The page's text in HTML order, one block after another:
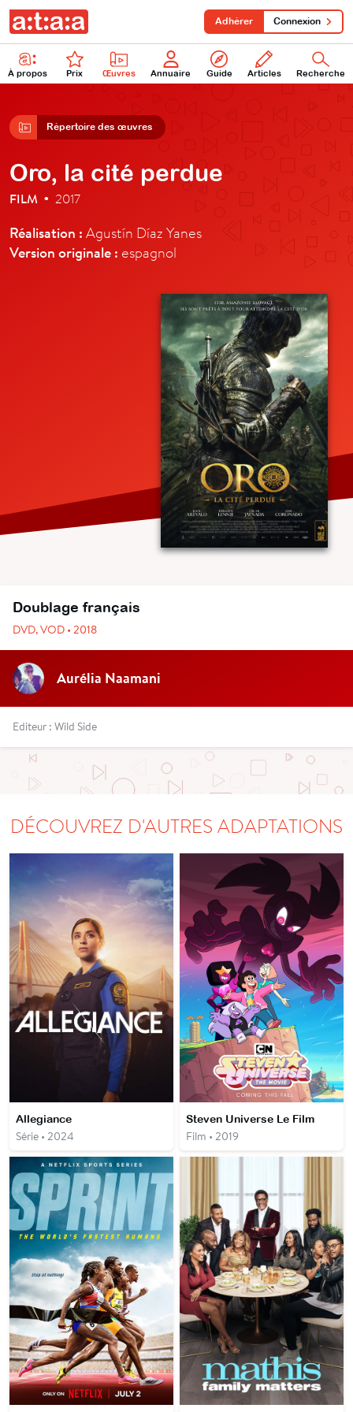
À propos Prix Œuvres Annuaire Guide Articles Recherche
Adhérer Connexion
Répertoire des œuvres
Oro, la cité perdue
FILM • 2017
Réalisation : Agustín Díaz Yanes
Version originale : espagnol
Doublage français
DVD, VOD • 2018
Aurélia Naamani
Editeur : Wild Side
DÉCOUVREZ D'AUTRES ADAPTATIONS
Allegiance
Série • 2024
Steven Universe Le Film
Film • 2019